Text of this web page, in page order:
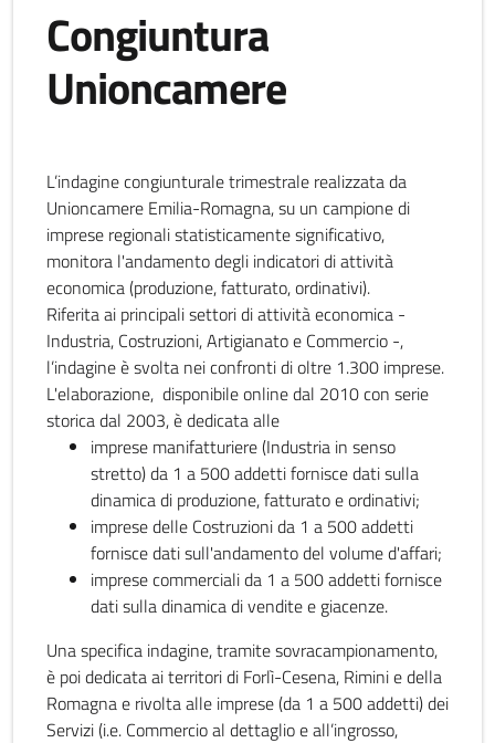
Congiuntura
Unioncamere
L’indagine congiunturale trimestrale realizzata da
Unioncamere Emilia-Romagna, su un campione di
imprese regionali statisticamente significativo,
monitora l'andamento degli indicatori di attività
economica (produzione, fatturato, ordinativi).
Riferita ai principali settori di attività economica -
Industria, Costruzioni, Artigianato e Commercio -,
l’indagine è svolta nei confronti di oltre 1.300 imprese.
L'elaborazione, disponibile online dal 2010 con serie
storica dal 2003, è dedicata alle
imprese manifatturiere (Industria in senso
stretto) da 1 a 500 addetti fornisce dati sulla
dinamica di produzione, fatturato e ordinativi;
imprese delle Costruzioni da 1 a 500 addetti
fornisce dati sull'andamento del volume d'affari;
imprese commerciali da 1 a 500 addetti fornisce
dati sulla dinamica di vendite e giacenze.
Una specifica indagine, tramite sovracampionamento,
è poi dedicata ai territori di Forlì-Cesena, Rimini e della
Romagna e rivolta alle imprese (da 1 a 500 addetti) dei
Servizi (i.e. Commercio al dettaglio e all’ingrosso,